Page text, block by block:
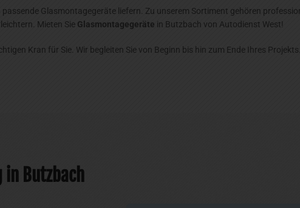
Glasmontagegeräte liefern. Zu unserem Sortiment gehören
Mieten Sie Glasmontagegeräte in Butzbach von Autodienst West!
Kran für Sie. Wir begleiten Sie von Beginn bis hin zum Ende Ihres
in Butzbach